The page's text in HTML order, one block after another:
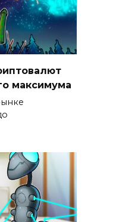
максимума